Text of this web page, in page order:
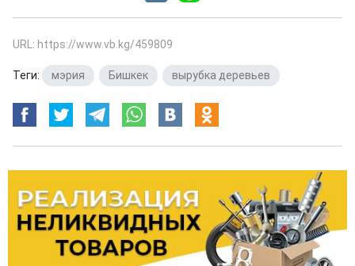
URL: https://www.vb.kg/459809
Теги: мэрия Бишкек вырубка деревьев